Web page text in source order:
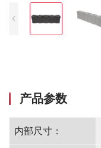
产品参数
内部尺寸：